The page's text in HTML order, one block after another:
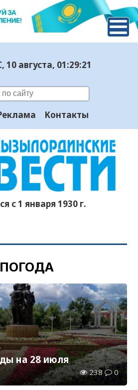
, 10 августа, 01:29:22
Контакты
с 1 января 1930 г.
ПОГОДА
на 28 июля
238 0